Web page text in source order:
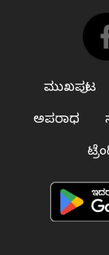
ಮುಖಪುಟ
ಅಪರಾಧ